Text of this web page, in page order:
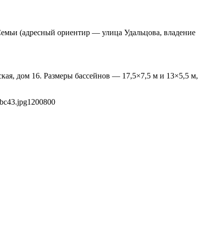
(адресный ориентир — улица Удальцова, владение
дом 16. Размеры бассейнов — 17,5×7,5 м и 13×5,5 м,
1200800